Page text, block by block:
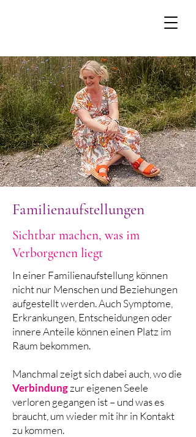
Familienaufstellungen
Sichtbar machen, was im
Verborgenen liegt
In einer Familienaufstellung können
nicht nur Menschen und Beziehungen
aufgestellt werden. Auch Symptome,
Erkrankungen, Entscheidungen oder
innere Anteile können einen Platz im
Raum bekommen.
Manchmal zeigt sich dabei auch, wo die
Verbindungzur eigenen Seele
verloren gegangen ist – und was es
braucht, um wieder mit ihr in Kontakt
zu kommen.